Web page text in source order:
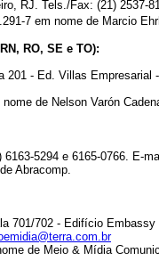
RJ. Tels./Fax: (21) 2537-
7 em nome de Marcio
RO, SE e TO):
- Ed. Villas
de Nelson Varón
5294 e 6165-0766. E-
Abracomp.
701/702 - Edifício
de Meio & Mídia